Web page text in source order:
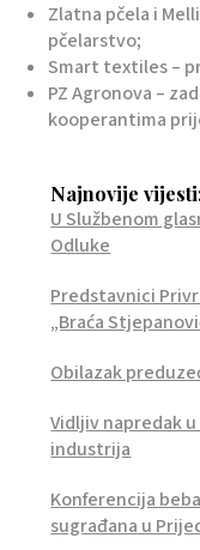
Zlatna pčela i
pčelarstvo;
Smart textiles –
PZ Agronova –
kooperantima
Najnovije
U Službenom
Odluke
Predstavnici
„Braća
Obilazak
Vidljiv napredak
industrija
Konferencija
sugrađana u